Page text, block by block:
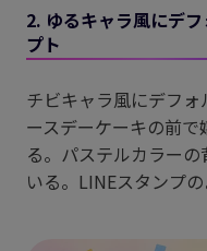
2. ゆるキャラ風にデ
プト
チビキャラ風にデフ
ースデーケーキの前
る。パステルカラー
いる。LINEスタンプ